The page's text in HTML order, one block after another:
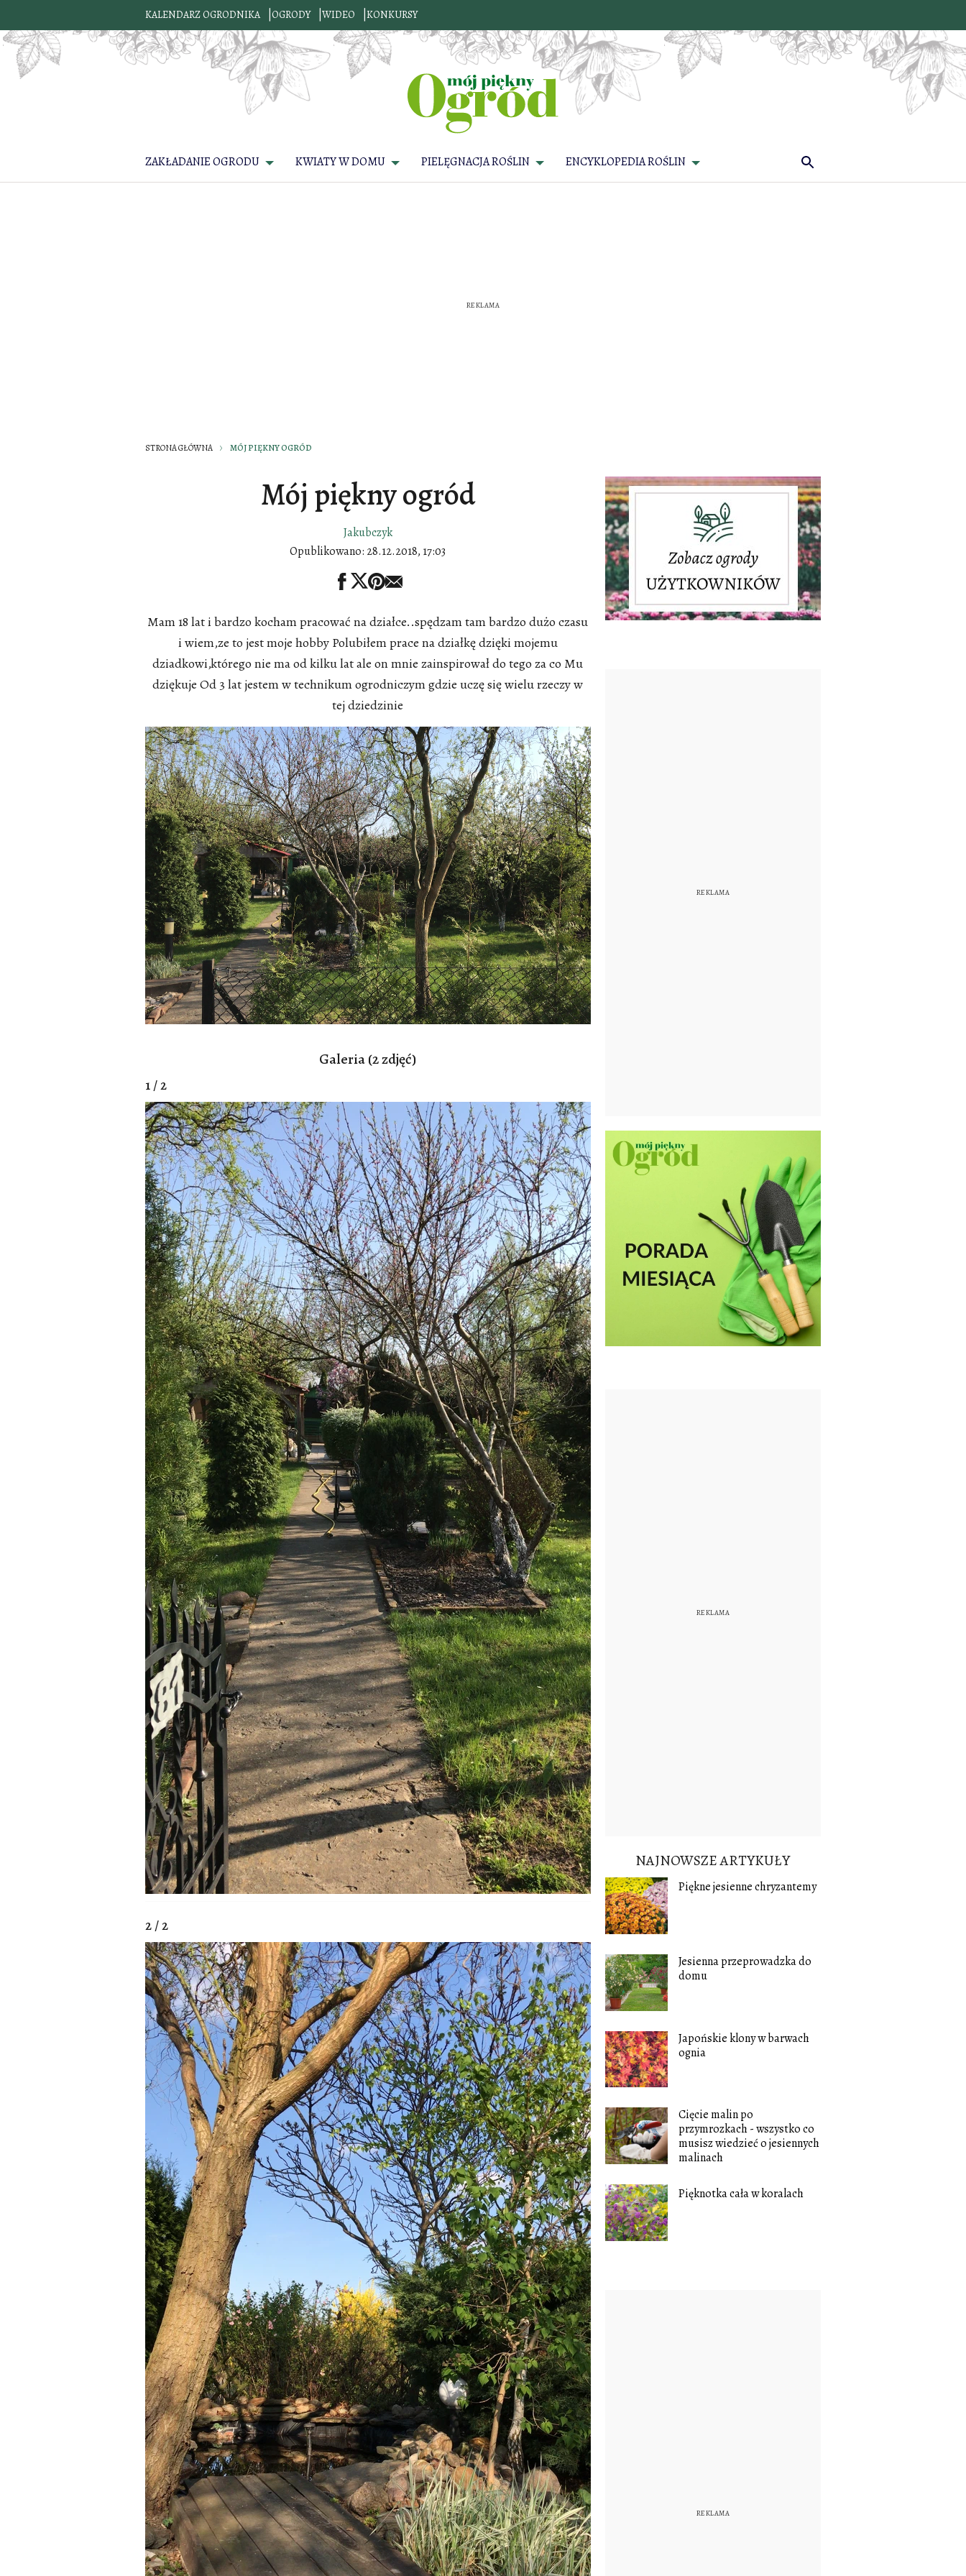
KALENDARZ OGRODNIKA OGRODY WIDEO KONKURSY
ZAKŁADANIE OGRODU KWIATY W DOMU PIELĘGNACJA ROŚLIN ENCYKLOPEDIA ROŚLIN
STRONA GŁÓWNA MÓJ PIĘKNY OGRÓD
Mój piękny ogród
Jakubczyk
Opublikowano: 28.12.2018, 17:03
Mam 18 lat i bardzo kocham pracować na działce..spędzam tam bardzo dużo czasu
i wiem,ze to jest moje hobby Polubiłem prace na działkę dzięki mojemu
dziadkowi,którego nie ma od kilku lat ale on mnie zainspirował do tego za co Mu
dziękuje Od 3 lat jestem w technikum ogrodniczym gdzie uczę się wielu rzeczy w
tej dziedzinie
Galeria (2 zdjęć)
1 / 2
2 / 2
NAJNOWSZE ARTYKUŁY
Piękne jesienne chryzantemy
Jesienna przeprowadzka do
domu
Japońskie klony w barwach
ognia
Cięcie malin po
przymrozkach - wszystko co
musisz wiedzieć o jesiennych
malinach
Pięknotka cała w koralach